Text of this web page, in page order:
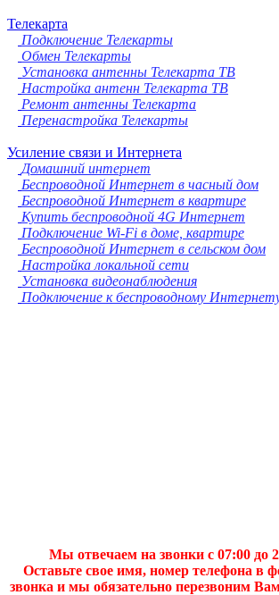
Телекарта
Подключение Телекарты
Обмен Телекарты
Установка антенны Телекарта ТВ
Настройка антенн Телекарта ТВ
Ремонт антенны Телекарта
Перенастройка Телекарты
Усиление связи и Интернета
Домашний интернет
Беспроводной Интернет в часный дом
Беспроводной Интернет в квартире
Купить беспроводной 4G Интернет
Подключение Wi-Fi в доме, квартире
Беспроводной Интернет в сельском дом
Настройка локальной сети
Установка видеонаблюдения
Подключение к беспроводному
Мы отвечаем на звонки с 07:00 до
Оставьте свое имя, номер телефона в
звонка и мы обязательно перезвоним